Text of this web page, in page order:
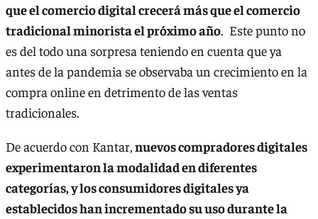
que el comercio digital crecerá más que el comercio
tradicional minorista el próximo año. Este punto no
es del todo una sorpresa teniendo en cuenta que ya
antes de la pandemia se observaba un crecimiento en la
compra online en detrimento de las ventas
tradicionales.
De acuerdo con Kantar, nuevos compradores digitales
experimentaron la modalidad en diferentes
categorías, y los consumidores digitales ya
establecidos han incrementado su uso durante la